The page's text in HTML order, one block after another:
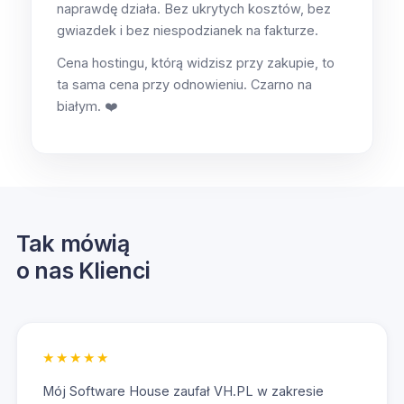
naprawdę działa. Bez ukrytych kosztów, bez
gwiazdek i bez niespodzianek na fakturze.
Cena hostingu, którą widzisz przy zakupie, to
ta sama cena przy odnowieniu. Czarno na
białym. ❤️
Tak mówią
o nas Klienci
★★★★★
Mój Software House zaufał VH.PL w zakresie